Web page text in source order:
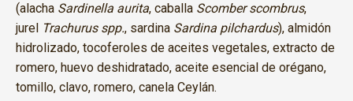
(alacha Sardinella aurita, caballa Scomber scombrus,
jurel Trachurus spp., sardina Sardina pilchardus), almidón
hidrolizado, tocoferoles de aceites vegetales, extracto de
romero, huevo deshidratado, aceite esencial de orégano,
tomillo, clavo, romero, canela Ceylán.